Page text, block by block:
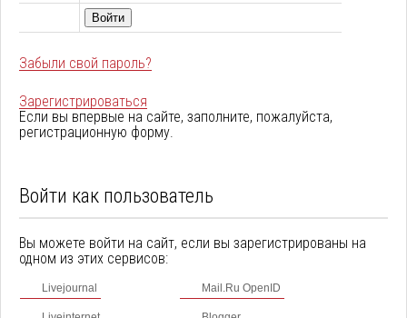
Забыли свой пароль?
Зарегистрироваться
Если вы впервые на сайте, заполните, пожалуйста,
регистрационную форму.
Войти как пользователь
Вы можете войти на сайт, если вы зарегистрированы на
одном из этих сервисов:
Livejournal Mail.Ru OpenID